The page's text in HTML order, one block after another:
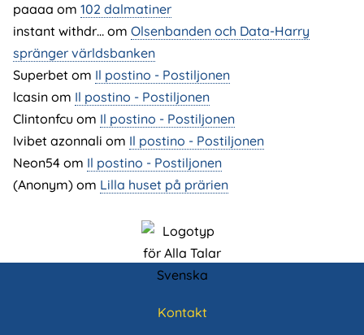
paaaa om 102 dalmatiner
instant withdr… om Olsenbanden och Data-Harry
spränger världsbanken
Superbet om Il postino - Postiljonen
lcasin om Il postino - Postiljonen
Clintonfcu om Il postino - Postiljonen
Ivibet azonnali om Il postino - Postiljonen
Neon54 om Il postino - Postiljonen
(Anonym) om Lilla huset på prärien
Kontakt